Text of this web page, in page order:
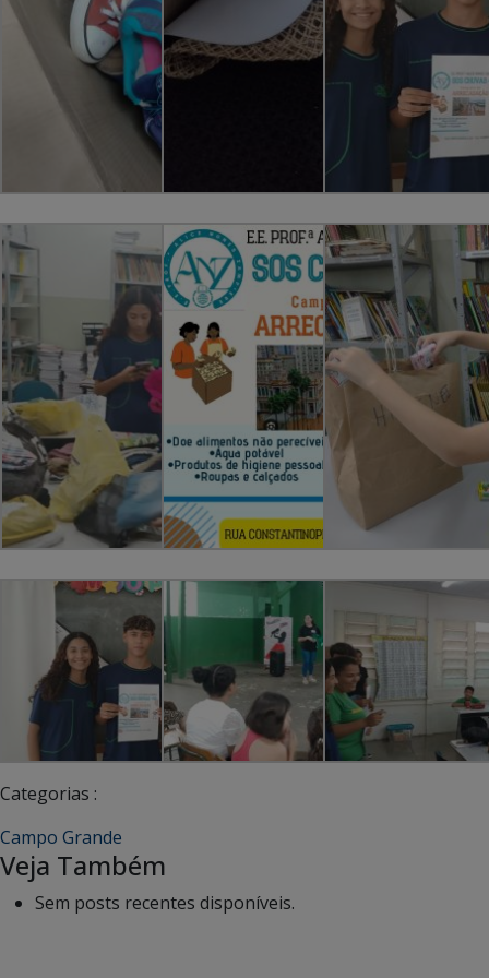
Categorias :
Campo Grande
Veja Também
Sem posts recentes disponíveis.